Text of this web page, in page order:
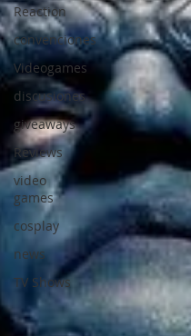
Reaction
convenciones
Videogames
discusiones
giveaways
Reviews
video
games
cosplay
news
TV Shows